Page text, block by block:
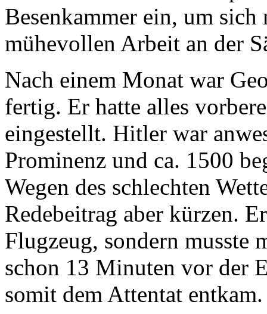
Besenkammer ein, um sich
mühevollen Arbeit an der
Nach einem Monat war
fertig. Er hatte alles
eingestellt. Hitler war
Prominenz und ca. 1500
Wegen des schlechten
Redebeitrag aber kürzen.
Flugzeug, sondern musste
schon 13 Minuten vor der
somit dem Attentat entkam.